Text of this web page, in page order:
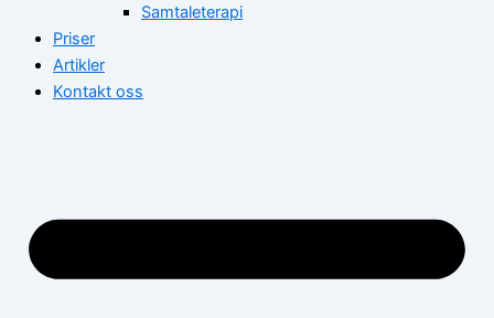
Samtaleterapi
Priser
Artikler
Kontakt oss